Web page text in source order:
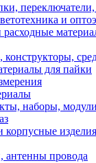
и
для пайки
наборы, модули
корпусные изделия
провода